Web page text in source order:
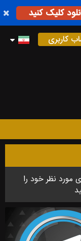
کلیک کنید
کاربری
مورد نظر خود را